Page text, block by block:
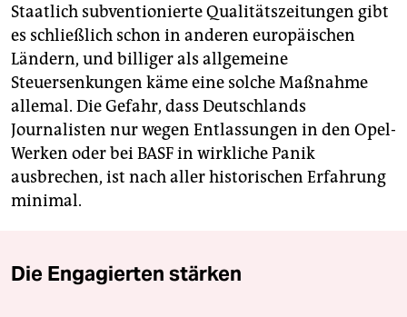
Staatlich subventionierte Qualitätszeitungen gibt
es schließlich schon in anderen europäischen
Ländern, und billiger als allgemeine
Steuersenkungen käme eine solche Maßnahme
allemal. Die Gefahr, dass Deutschlands
Journalisten nur wegen Entlassungen in den Opel-
Werken oder bei BASF in wirkliche Panik
ausbrechen, ist nach aller historischen Erfahrung
minimal.
Die Engagierten stärken